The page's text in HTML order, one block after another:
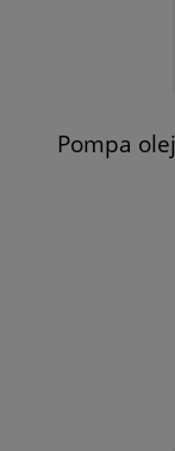
Pompa